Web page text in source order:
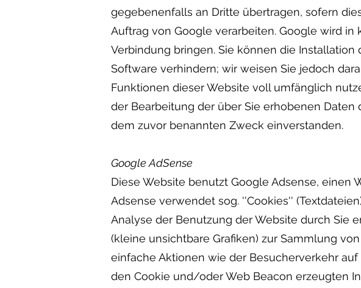
gegebenenfalls an Dritte übertragen, sofern
Auftrag von Google verarbeiten. Google wird
Verbindung bringen. Sie können die
Software verhindern; wir weisen Sie jedoch
Funktionen dieser Website voll umfänglich
der Bearbeitung der über Sie erhobenen
dem zuvor benannten Zweck einverstanden.
Google AdSense
Diese Website benutzt Google Adsense, einen
Adsense verwendet sog. ''Cookies''
Analyse der Benutzung der Website durch Sie
(kleine unsichtbare Grafiken) zur Sammlung
einfache Aktionen wie der Besucherverkehr
den Cookie und/oder Web Beacon erzeugten